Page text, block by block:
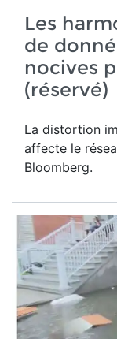
Les
de
nocives
(réservé)
La distortion
affecte le
Bloomberg.